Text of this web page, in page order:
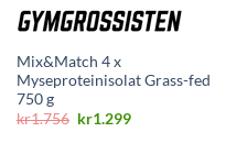
Mix&Match 4 x
Myseproteinisolat Grass-fed
750 g
kr1.756 Opprinnelig
kr1.299Nåværende